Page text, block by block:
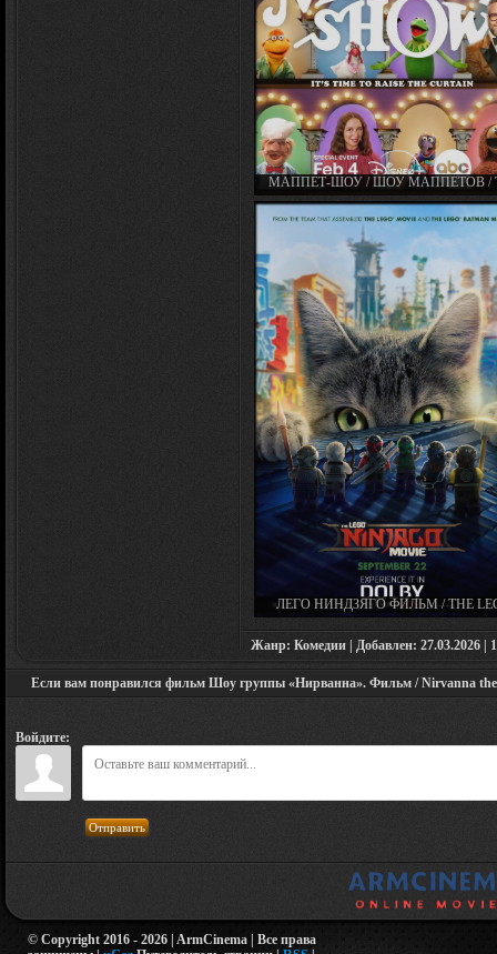
МАППЕТ-ШОУ / ШОУ МАППЕТОВ /
MUPPET SHOW (2026)
ЛЕГО НИНДЗЯГО ФИЛЬМ / THE
NINJAGO MOVIE (2017)
Жанр: Комедии | Добавлен: 27.03.2026 |
Если вам понравился фильм Шоу группы «Нирванна». Фильм / Nirvanna the
Войдите:
Отправить
© Copyright 2016 - 2026 | ArmCinema | Все права